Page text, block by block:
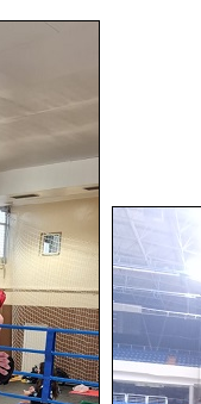
КАЛЕНДАР
ИНФОРМАЦИЈЕ